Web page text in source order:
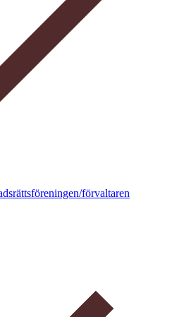
förvaltaren